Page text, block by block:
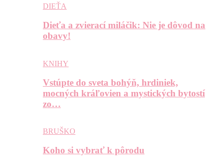
DIEŤA
Dieťa a zvierací miláčik: Nie je dôvod na
obavy!
KNIHY
Vstúpte do sveta bohýň, hrdiniek,
mocných kráľovien a mystických bytostí
zo…
BRUŠKO
Koho si vybrať k pôrodu